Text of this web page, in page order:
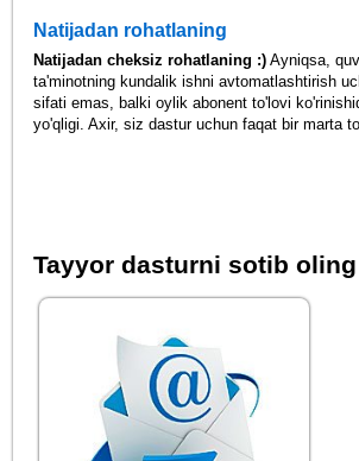
Natijadan rohatlaning
Natijadan cheksiz rohatlaning :) Ayniqsa,
ta'minotning kundalik ishni avtomatlashtirish
sifati emas, balki oylik abonent to'lovi
yo'qligi. Axir, siz dastur uchun faqat bir marta
Tayyor dasturni sotib oling